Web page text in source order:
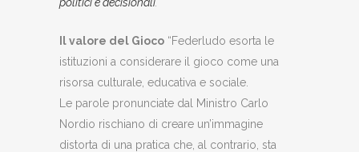
Il valore del Gioco “Federludo esorta le
istituzioni a considerare il gioco come una
risorsa culturale, educativa e sociale.
Le parole pronunciate dal Ministro Carlo
Nordio rischiano di creare un’immagine
distorta di una pratica che, al contrario, sta